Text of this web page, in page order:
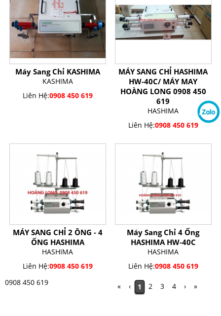
Máy Sang Chỉ KASHIMA
KASHIMA
Liên Hệ:0908 450 619
MÁY SANG CHỈ HASHIMA
HW-40C/ MÁY MAY
HOÀNG LONG 0908 450
619
HASHIMA
Liên Hệ:0908 450 619
MÁY SANG CHỈ 2 ÔNG - 4
ỐNG HASHIMA
HASHIMA
Liên Hệ:0908 450 619
Máy Sang Chỉ 4 Ống
HASHIMA HW-40C
HASHIMA
Liên Hệ:0908 450 619
« ‹ 1 2 3 4 › »
0908 450 619